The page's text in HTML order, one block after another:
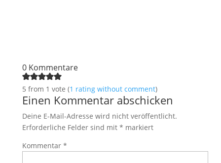
0 Kommentare
5 from 1 vote (1 rating without comment)
Einen Kommentar abschicken
Deine E-Mail-Adresse wird nicht veröffentlicht.
Erforderliche Felder sind mit * markiert
Kommentar *